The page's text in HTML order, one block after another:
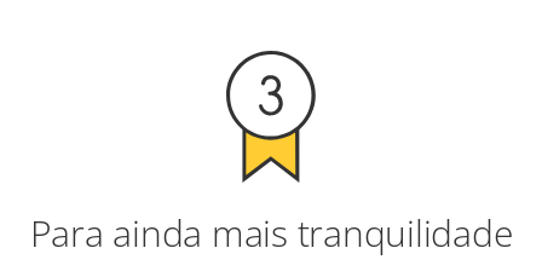
Para ainda mais tranquilidade